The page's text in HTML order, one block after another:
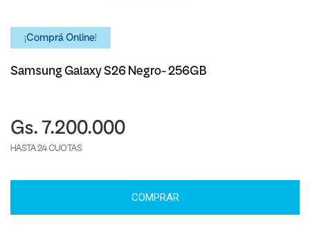
¡Comprá Online!
Samsung Galaxy S26 Negro- 256GB
Gs. 7.200.000
HASTA 24 CUOTAS
COMPRAR